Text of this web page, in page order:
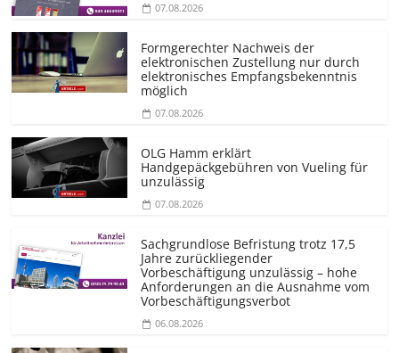
07.08.2026
Formgerechter Nachweis der
elektronischen Zustellung nur durch
elektronisches Empfangsbekenntnis
möglich
07.08.2026
OLG Hamm erklärt
Handgepäckgebühren von Vueling für
unzulässig
07.08.2026
Sachgrundlose Befristung trotz 17,5
Jahre zurückliegender
Vorbeschäftigung unzulässig – hohe
Anforderungen an die Ausnahme vom
Vorbeschäf­tigungsverbot
06.08.2026